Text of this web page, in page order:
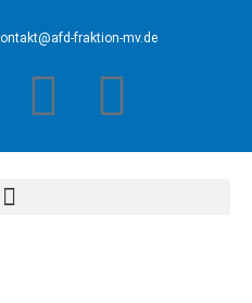
fraktion-mv.de